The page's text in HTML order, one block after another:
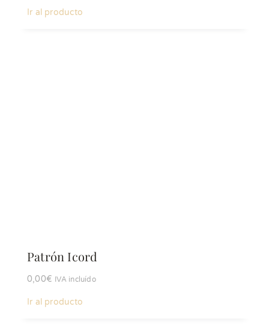
Ir al producto
Patrón Icord
0,00€ IVA incluído
Ir al producto